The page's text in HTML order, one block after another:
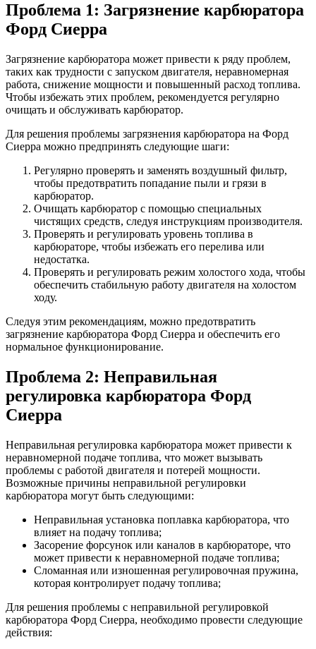
Проблема 1: Загрязнение карбюратора
Форд Сиерра
Загрязнение карбюратора может привести к ряду проблем,
таких как трудности с запуском двигателя, неравномерная
работа, снижение мощности и повышенный расход топлива.
Чтобы избежать этих проблем, рекомендуется регулярно
очищать и обслуживать карбюратор.
Для решения проблемы загрязнения карбюратора на Форд
Сиерра можно предпринять следующие шаги:
Регулярно проверять и заменять воздушный фильтр,
чтобы предотвратить попадание пыли и грязи в
карбюратор.
Очищать карбюратор с помощью специальных
чистящих средств, следуя инструкциям производителя.
Проверять и регулировать уровень топлива в
карбюраторе, чтобы избежать его перелива или
недостатка.
Проверять и регулировать режим холостого хода, чтобы
обеспечить стабильную работу двигателя на холостом
ходу.
Следуя этим рекомендациям, можно предотвратить
загрязнение карбюратора Форд Сиерра и обеспечить его
нормальное функционирование.
Проблема 2: Неправильная
регулировка карбюратора Форд
Сиерра
Неправильная регулировка карбюратора может привести к
неравномерной подаче топлива, что может вызывать
проблемы с работой двигателя и потерей мощности.
Возможные причины неправильной регулировки
карбюратора могут быть следующими:
Неправильная установка поплавка карбюратора, что
влияет на подачу топлива;
Засорение форсунок или каналов в карбюраторе, что
может привести к неравномерной подаче топлива;
Сломанная или изношенная регулировочная пружина,
которая контролирует подачу топлива;
Для решения проблемы с неправильной регулировкой
карбюратора Форд Сиерра, необходимо провести следующие
действия: